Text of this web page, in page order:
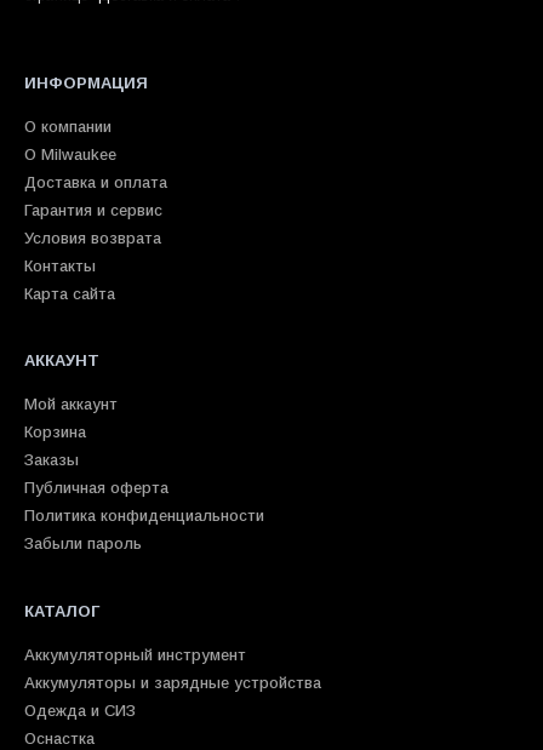
ИНФОРМАЦИЯ
О компании
О Milwaukee
Доставка и оплата
Гарантия и сервис
Условия возврата
Контакты
Карта сайта
АККАУНТ
Мой аккаунт
Корзина
Заказы
Публичная оферта
Политика конфиденциальности
Забыли пароль
КАТАЛОГ
Аккумуляторный инструмент
Аккумуляторы и зарядные устройства
Одежда и СИЗ
Оснастка